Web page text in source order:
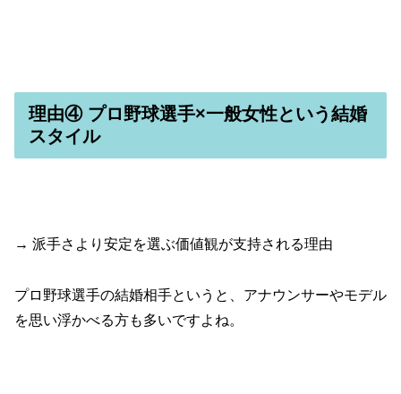
理由④ プロ野球選手×一般女性という結婚
スタイル
→ 派手さより安定を選ぶ価値観が支持される理由
プロ野球選手の結婚相手というと、アナウンサーやモデル
を思い浮かべる方も多いですよね。